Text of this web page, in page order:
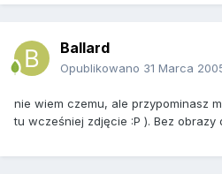
Ballard
Opublikowano 31 Marca
nie wiem czemu, ale przypominasz
tu wcześniej zdjęcie :P ). Bez obrazy